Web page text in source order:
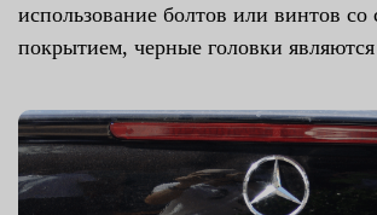
использование болтов или винтов со
покрытием, черные головки